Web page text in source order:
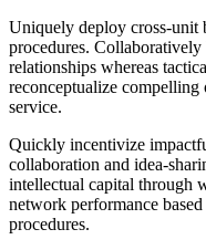
Uniquely deploy cross-unit
procedures.
relationships whereas
reconceptualize compelling
service.
Quickly incentivize
collaboration and idea-
intellectual capital through
network performance
procedures.